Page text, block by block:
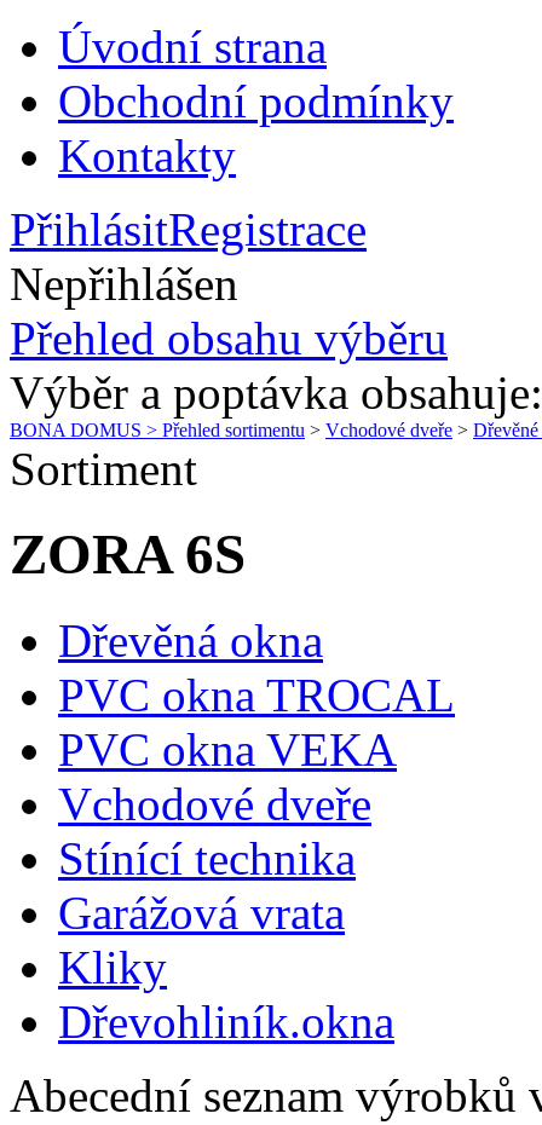
Úvodní strana
Obchodní podmínky
Kontakty
PřihlásitRegistrace
Nepřihlášen
Přehled obsahu výběru
Výběr a poptávka
BONA DOMUS > Přehled sortimentu > Vchodové dveře > Dřevěné
Sortiment
ZORA 6S
Dřevěná okna
PVC okna TROCAL
PVC okna VEKA
Vchodové dveře
Stínící technika
Garážová vrata
Kliky
Dřevohliník.okna
Abecední seznam výrobků